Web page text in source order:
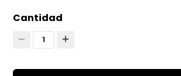
Cantidad
1